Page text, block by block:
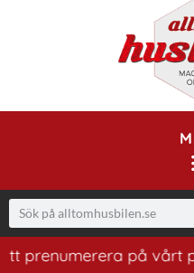
prenumerera på vårt